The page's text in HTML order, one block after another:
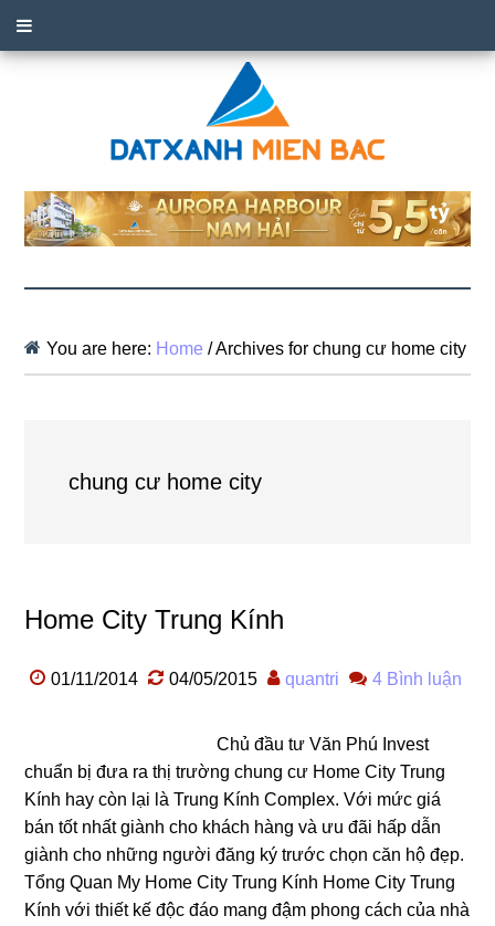
You are here: Home /Archives for chung cư home city
chung cư home city
Home City Trung Kính
01/11/2014 04/05/2015 quantri 4 Bình luận
Chủ đầu tư Văn Phú Invest
chuẩn bị đưa ra thị trường chung cư Home City Trung
Kính hay còn lại là Trung Kính Complex. Với mức giá
bán tốt nhất giành cho khách hàng và ưu đãi hấp dẫn
giành cho những người đăng ký trước chọn căn hộ đẹp.
Tổng Quan My Home City Trung Kính Home City Trung
Kính với thiết kế độc đáo mang đậm phong cách của nhà